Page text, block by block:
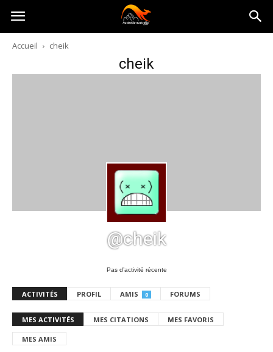
Australia-
australie.com
Accueil cheik
cheik
@cheik
Pas d’activité récente
ACTIVITÉS PROFIL AMIS 0 FORUMS
MES ACTIVITÉS MES CITATIONS MES FAVORIS
MES AMIS